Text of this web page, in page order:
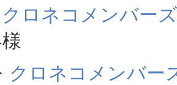
クロネコメンバーズ
クロネコメンバー